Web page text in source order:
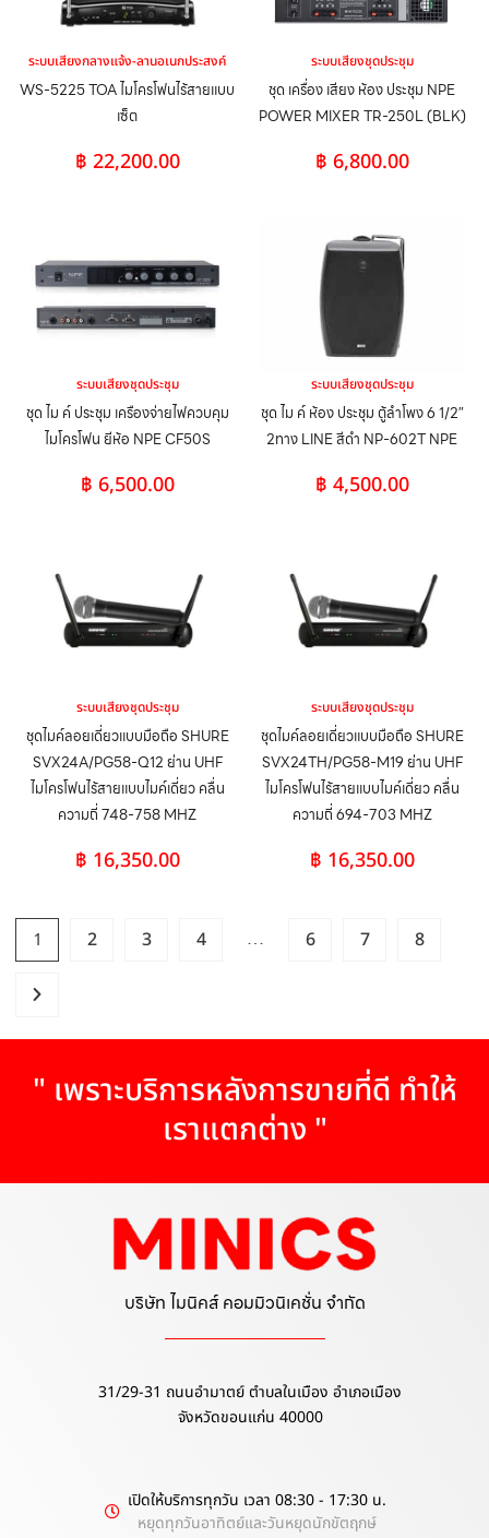
ระบบเสียงกลางแจ้ง-ลานอเนกประสงค์
WS-5225 TOA ไมโครโฟนไร้สายแบบ
เซ็ต
฿ 22,200.00
ระบบเสียงชุดประชุม
ชุด เครื่อง เสียง ห้อง ประชุม NPE
POWER MIXER TR-250L (BLK)
฿ 6,800.00
ระบบเสียงชุดประชุม
ชุด ไม ค์ ประชุม เครืองจ่ายไฟควบคุม
ไมโครโฟน ยีห้อ NPE CF50S
฿ 6,500.00
ระบบเสียงชุดประชุม
ชุด ไม ค์ ห้อง ประชุม ตู้ลำโพง 6 1/2″
2ทาง LINE สีดำ NP-602T NPE
฿ 4,500.00
ระบบเสียงชุดประชุม
ชุดไมค์ลอยเดี่ยวแบบมือถือ SHURE
SVX24A/PG58-Q12 ย่าน UHF
ไมโครโฟนไร้สายแบบไมค์เดี่ยว คลื่น
ความถี่ 748-758 MHZ
฿ 16,350.00
ระบบเสียงชุดประชุม
ชุดไมค์ลอยเดี่ยวแบบมือถือ SHURE
SVX24TH/PG58-M19 ย่าน UHF
ไมโครโฟนไร้สายแบบไมค์เดี่ยว คลื่น
ความถี่ 694-703 MHZ
฿ 16,350.00
1 2 3 4 … 6 7 8
" เพราะบริการหลังการขายที่ดี ทำให้
เราแตกต่าง "
บริษัท ไมนิคส์ คอมมิวนิเคชั่น จำกัด
31/29-31 ถนนอำมาตย์ ตำบลในเมือง อำเภอเมือง
จังหวัดขอนแก่น 40000
เปิดให้บริการทุกวัน เวลา 08:30 - 17:30 น.
หยุดทุกวันอาทิตย์และวันหยุดนักขัตฤกษ์